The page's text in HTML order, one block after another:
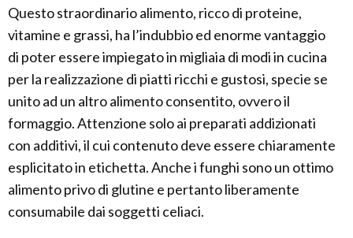
Questo straordinario alimento, ricco di proteine,
vitamine e grassi, ha l’indubbio ed enorme vantaggio
di poter essere impiegato in migliaia di modi in cucina
per la realizzazione di piatti ricchi e gustosi, specie se
unito ad un altro alimento consentito, ovvero il
formaggio. Attenzione solo ai preparati addizionati
con additivi, il cui contenuto deve essere chiaramente
esplicitato in etichetta. Anche i funghi sono un ottimo
alimento privo di glutine e pertanto liberamente
consumabile dai soggetti celiaci.